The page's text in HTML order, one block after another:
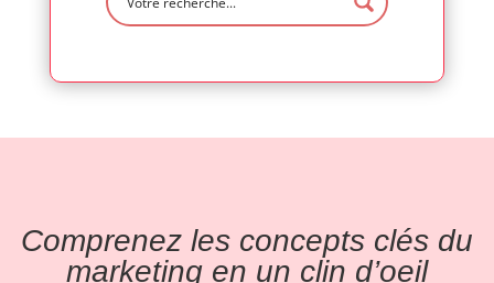
Comprenez les concepts clés du
marketing en un clin d’oeil